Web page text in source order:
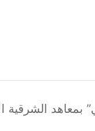
بمعاهد الشرقية